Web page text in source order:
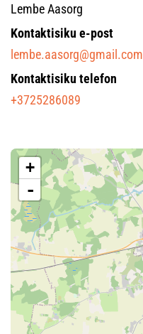
Lembe Aasorg
Kontaktisiku e-post
lembe.aasorg@gmail.com
Kontaktisiku telefon
+3725286089
+
-